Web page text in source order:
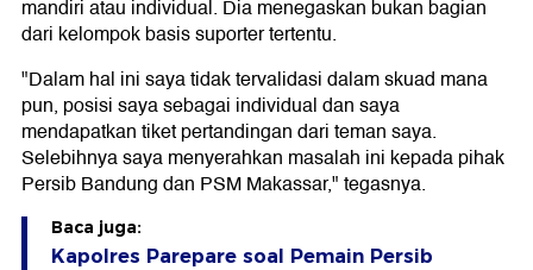
mandiri atau individual. Dia menegaskan bukan bagian
dari kelompok basis suporter tertentu.
"Dalam hal ini saya tidak tervalidasi dalam skuad mana
pun, posisi saya sebagai individual dan saya
mendapatkan tiket pertandingan dari teman saya.
Selebihnya saya menyerahkan masalah ini kepada pihak
Persib Bandung dan PSM Makassar," tegasnya.
Baca juga:
Kapolres Parepare soal Pemain Persib